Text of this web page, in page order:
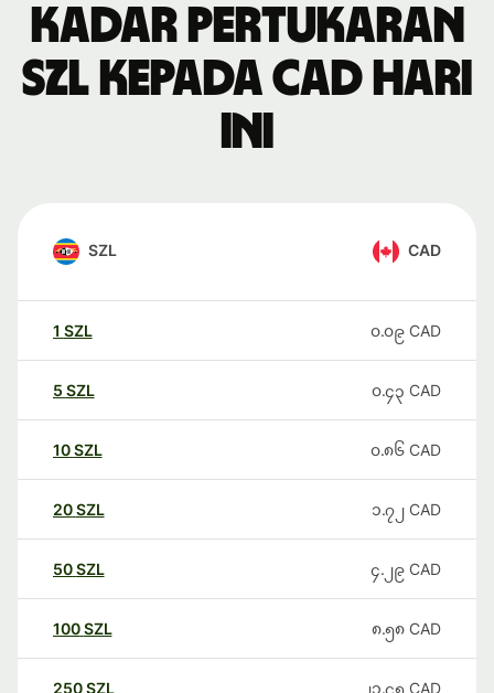
Kadar pertukaran
SZL kepada CAD hari
ini
SZL CAD
1 SZL ၀.၀၉ CAD
5 SZL ၀.၄၃ CAD
10SZL ၀.၈၆ CAD
20SZL ၁.၇၂ CAD
50SZL ၄.၂၉ CAD
100SZL ၈.၅၈ CAD
250SZL ၂၁.၄၅ CAD